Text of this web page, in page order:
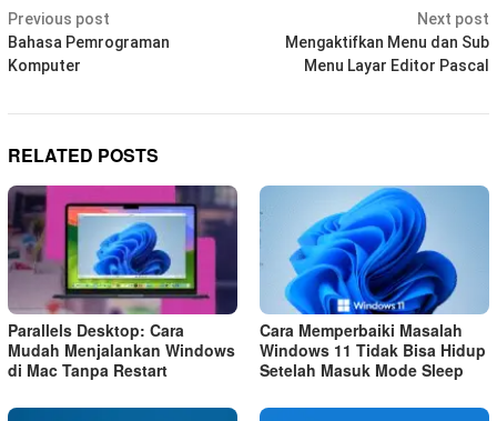
Post
navigation
Previous post
Bahasa Pemrograman
Komputer
Next post
Mengaktifkan Menu dan Sub
Menu Layar Editor Pascal
RELATED POSTS
Parallels Desktop: Cara
Mudah Menjalankan Windows
di Mac Tanpa Restart
Cara Memperbaiki Masalah
Windows 11 Tidak Bisa Hidup
Setelah Masuk Mode Sleep